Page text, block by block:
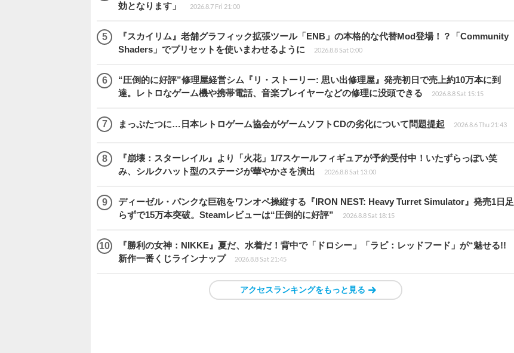
効となります」
2026.8.7 Fri 21:00
『スカイリム』老舗グラフィック拡張ツール「ENB」の本格的な代替Mod登場！？「Community
Shaders」でプリセットを使いまわせるように
2026.8.8 Sat 0:00
“圧倒的に好評”修理屋経営シム『リ・ストーリー: 思い出修理屋』発売初日で売上約10万本に到
達。レトロなゲーム機や携帯電話、音楽プレイヤーなどの修理に没頭できる
2026.8.8 Sat 15:15
まっぷたつに…日本レトロゲーム協会がゲームソフトCDの劣化について問題提起 2026.8.6 Thu 21:43
『崩壊：スターレイル』より「火花」1/7スケールフィギュアが予約受付中！いたずらっぽい笑
み、シルクハット型のステージが華やかさを演出
2026.8.8 Sat 13:00
ディーゼル・パンクな巨砲をワンオペ操縦する『IRON NEST: Heavy Turret Simulator』発売1日足
らずで15万本突破。Steamレビューは“圧倒的に好評”
2026.8.8 Sat 18:15
『勝利の女神：NIKKE』夏だ、水着だ！背中で「ドロシー」「ラピ：レッドフード」が“魅せる!!
新作一番くじラインナップ
2026.8.8 Sat 21:45
アクセスランキングをもっと見る